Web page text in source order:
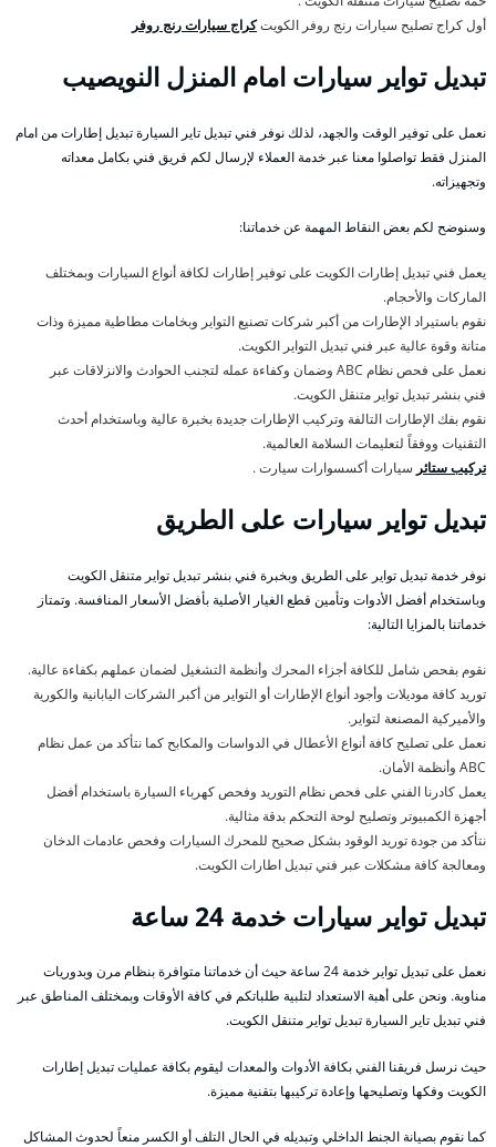
أول كراج تصليح سيارات رنج روفر الكويتكراج سيارات رنج روفر
تبديل تواير سيارات امام المنزل النويصيب
نعمل على توفير الوقت والجهد، لذلك نوفر فني تبديل تاير السيارة تبديل إطارات من امام
المنزل فقط تواصلوا معنا عبر خدمة العملاء لإرسال لكم فريق فني بكامل معداته
وتجهيزاته.
وسنوضح لكم بعض النقاط المهمة عن خدماتنا:
يعمل فني تبديل إطارات الكويت على توفير إطارات لكافة أنواع السيارات وبمختلف
الماركات والأحجام.
نقوم باستيراد الإطارات من أكبر شركات تصنيع التواير وبخامات مطاطية مميزة وذات
متانة وقوة عالية عبر فني تبديل التواير الكويت.
نعمل على فحص نظام ABC وضمان وكفاءة عمله لتجنب الحوادث والانزلاقات عبر
فني بنشر تبديل تواير متنقل الكويت.
نقوم بفك الإطارات التالفة وتركيب الإطارات جديدة بخبرة عالية وباستخدام أحدث
التقنيات ووفقاً لتعليمات السلامة العالمية.
تركيب ستائر سيارات أكسسوارات سيارت .
تبديل تواير سيارات على الطريق
نوفر خدمة تبديل تواير على الطريق وبخبرة فني بنشر تبديل تواير متنقل الكويت
وباستخدام أفضل الأدوات وتأمين قطع الغيار الأصلية بأفضل الأسعار المنافسة. وتمتاز
خدماتنا بالمزايا التالية:
نقوم بفحص شامل للكافة أجزاء المحرك وأنظمة التشغيل لضمان عملهم بكفاءة عالية.
توريد كافة موديلات وأجود أنواع الإطارات أو التواير من أكبر الشركات اليابانية والكورية
والأميركية المصنعة لتواير.
نعمل على تصليح كافة أنواع الأعطال في الدواسات والمكابح كما نتأكد من عمل نظام
ABC وأنظمة الأمان.
يعمل كادرنا الفني على فحص نظام التوريد وفحص كهرباء السيارة باستخدام أفضل
أجهزة الكمبيوتر وتصليح لوحة التحكم بدقة مثالية.
نتأكد من جودة توريد الوقود بشكل صحيح للمحرك السيارات وفحص عادمات الدخان
ومعالجة كافة مشكلات عبر فني تبديل اطارات الكويت.
تبديل تواير سيارات خدمة 24 ساعة
نعمل على تبديل تواير خدمة 24 ساعة حيث أن خدماتنا متوافرة بنظام مرن وبدوريات
مناوبة. ونحن على أهبة الاستعداد لتلبية طلباتكم في كافة الأوقات وبمختلف المناطق عبر
فني تبديل تاير السيارة تبديل تواير متنقل الكويت.
حيث نرسل فريقنا الفني بكافة الأدوات والمعدات ليقوم بكافة عمليات تبديل إطارات
الكويت وفكها وتصليحها وإعادة تركيبها بتقنية مميزة.
كما نقوم بصيانة الجنط الداخلي وتبديله في الحال التلف أو الكسر منعاً لحدوث المشاكل